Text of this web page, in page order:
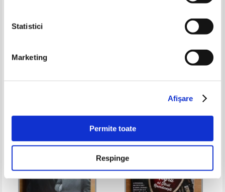
Statistici
Marketing
Afişare
Permite toate
Respinge
Bernadette DAnval Faure -
Pret:30,00 Lei
Josy Eisenberg - O istorie a
Pret:26,00 Lei